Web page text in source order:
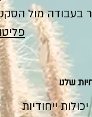
בעבודה מול
שלנו
ייחודיות